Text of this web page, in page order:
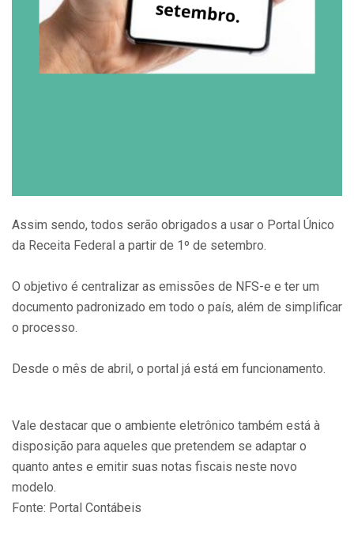
Assim sendo, todos serão obrigados a usar o Portal Único
da Receita Federal a partir de 1º de setembro.
O objetivo é centralizar as emissões de NFS-e e ter um
documento padronizado em todo o país, além de simplificar
o processo.
Desde o mês de abril, o portal já está em funcionamento.
Vale destacar que o ambiente eletrônico também está à
disposição para aqueles que pretendem se adaptar o
quanto antes e emitir suas notas fiscais neste novo
modelo.
Fonte: Portal Contábeis